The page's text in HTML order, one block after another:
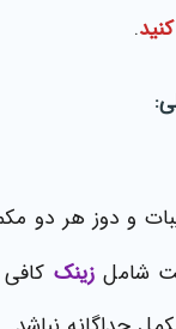
.
و دوز هر دو
شامل زینک